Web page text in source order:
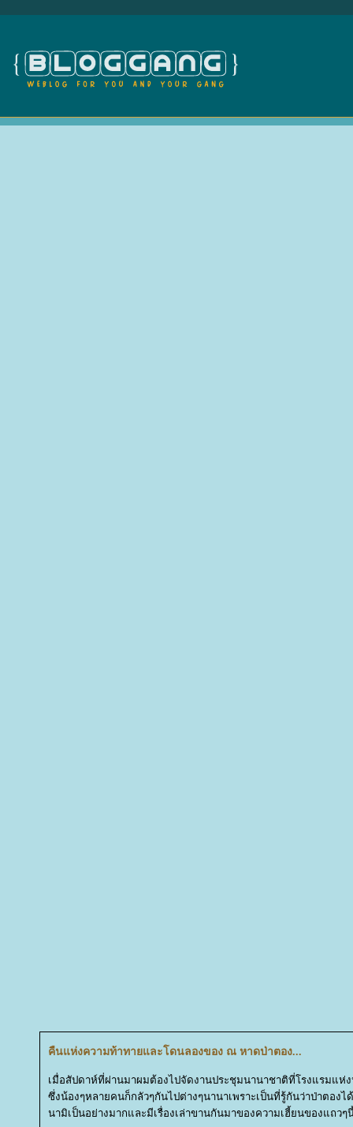
คืนแห่งความท้าทายและโดนลองของ ณ หาดป่าตอง...
เมื่อสัปดาห์ที่ผ่านมาผมต้องไปจัดงานประชุมนานาชาติที่โรงแรมแห่
ซึ่งน้องๆหลายคนก็กลัวๆกันไปต่างๆนานาเพราะเป็นที่รู้กันว่าป่าตอง
นามิเป็นอย่างมากและมีเรื่องเล่าขานกันมาของความเฮี้ยนของแถวๆ